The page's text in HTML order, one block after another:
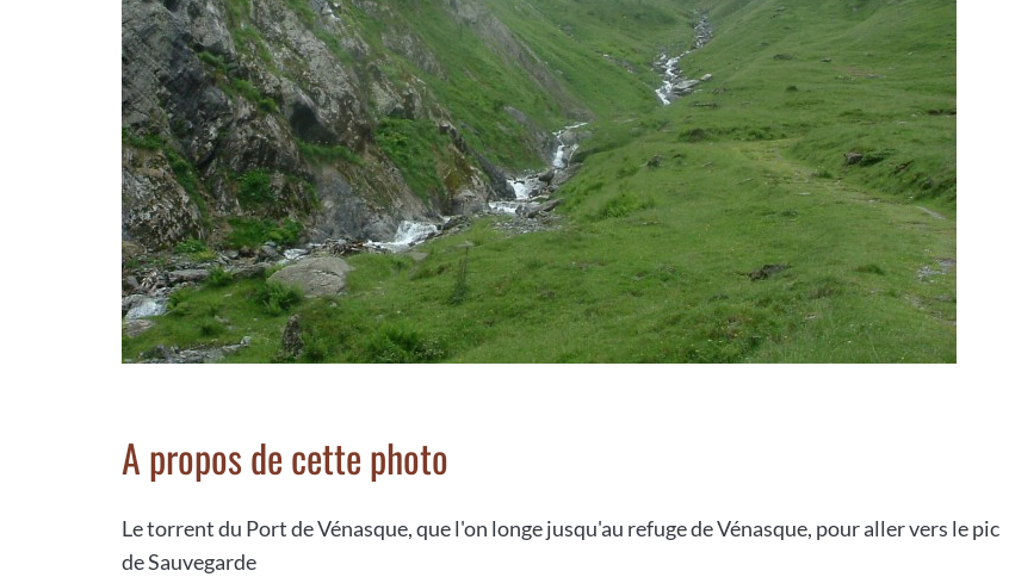
A propos de cette photo
Le torrent du Port de Vénasque, que l'on longe jusqu'au refuge de Vénasque, pour aller vers le pic
de Sauvegarde